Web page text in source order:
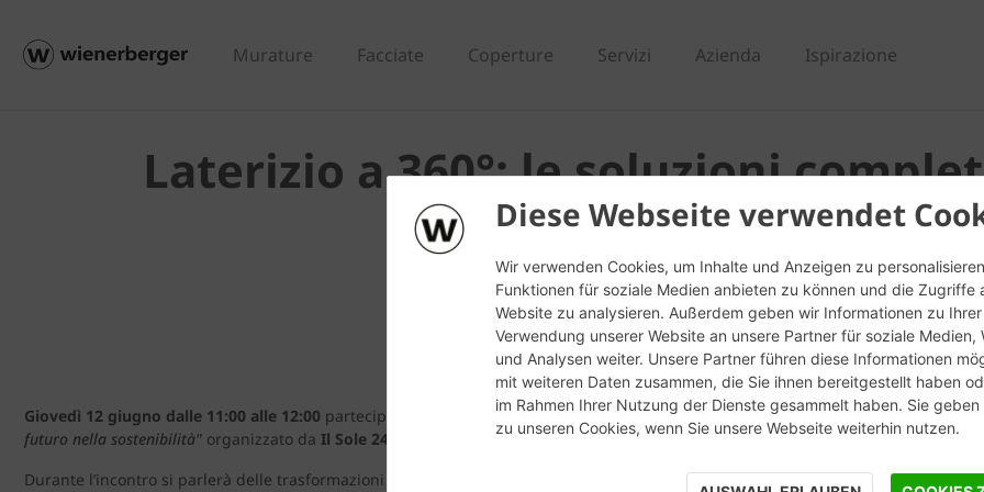
Diese Webseite verwendet
Wir verwenden Cookies, um Inhalte und Anzeigen zu
Funktionen für soziale Medien anbieten zu können und die Zugriffe
Website zu analysieren. Außerdem geben wir Informationen zu Ihrer
Verwendung unserer Website an unsere Partner für soziale Medien,
und Analysen weiter. Unsere Partner führen diese Informationen
mit weiteren Daten zusammen, die Sie ihnen bereitgestellt haben
im Rahmen Ihrer Nutzung der Dienste gesammelt haben. Sie geben
zu unseren Cookies, wenn Sie unsere Webseite weiterhin nutzen.
Murature Facciate Coperture Servizi Azienda Ispirazione
Laterizio a 360°: le soluzioni
sostenibile
Webinar
Giovedì 12 giugno dalle 11:00 alle 12:00
Giovedì 12 giugno dalle 11:00 alle 12:00 parteciperemo al webinar gratuito"Costruzioni, il
futuro nella sostenibilità" organizzato da Il Sole 24 Ore
Durante l’incontro si parlerà delle trasformazioni in atto nel mondo dell’edilizia: edifici più